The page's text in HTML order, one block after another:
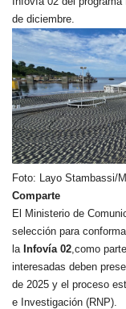
de diciembre.
Foto: Layo Stambassi/
Comparte
El Ministerio de
selección para
la Infovía 02 ,como
interesadas deben
de 2025 y el proceso
e Investigación (RNP).